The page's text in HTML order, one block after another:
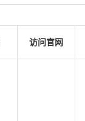
访问官网